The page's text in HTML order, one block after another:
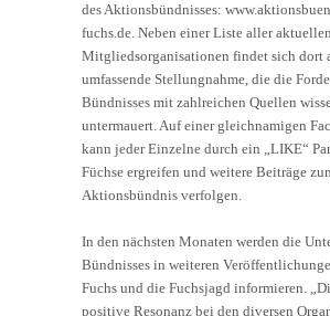
des Aktionsbündnisses:
fuchs.de. Neben einer Liste aller aktuellen
Mitgliedsorganisationen findet sich dort
umfassende Stellungnahme, die die
Bündnisses mit zahlreichen Quellen
untermauert. Auf einer gleichnamigen
kann jeder Einzelne durch ein „LIKE“
Füchse ergreifen und weitere Beiträge
Aktionsbündnis verfolgen.
In den nächsten Monaten werden die
Bündnisses in weiteren
Fuchs und die Fuchsjagd informieren.
positive Resonanz bei den diversen